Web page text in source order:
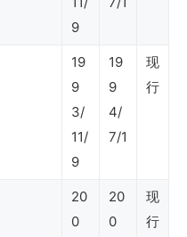
9
19
9
3/
11/
9
19
9
4/
7/1
现
行
20
0
20
0
现
行